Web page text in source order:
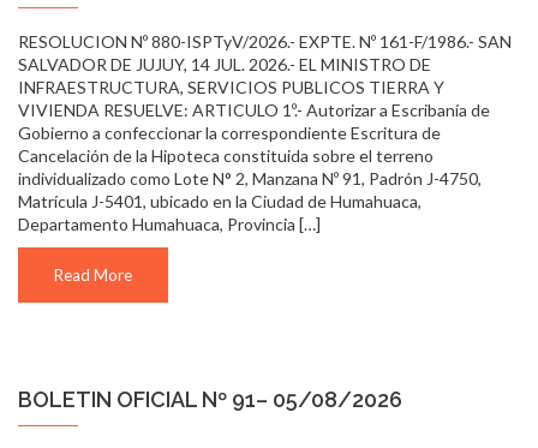
RESOLUCION Nº 880-ISPTyV/2026.- EXPTE. Nº 161-F/1986.- SAN
SALVADOR DE JUJUY, 14 JUL. 2026.- EL MINISTRO DE
INFRAESTRUCTURA, SERVICIOS PUBLICOS TIERRA Y
VIVIENDA RESUELVE: ARTICULO 1º.- Autorizar a Escribanía de
Gobierno a confeccionar la correspondiente Escritura de
Cancelación de la Hipoteca constituida sobre el terreno
individualizado como Lote N° 2, Manzana Nº 91, Padrón J-4750,
Matrícula J-5401, ubicado en la Ciudad de Humahuaca,
Departamento Humahuaca, Provincia […]
Read More
BOLETIN OFICIAL Nº 91– 05/08/2026